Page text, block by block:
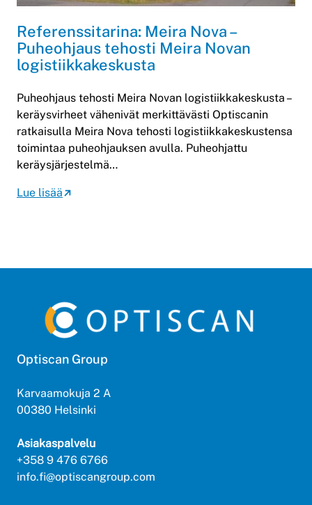
Referenssitarina: Meira Nova –
Puheohjaus tehosti Meira Novan
logistiikkakeskusta
Puheohjaus tehosti Meira Novan logistiikkakeskusta –
keräysvirheet vähenivät merkittävästi Optiscanin
ratkaisulla Meira Nova tehosti logistiikkakeskustensa
toimintaa puheohjauksen avulla. Puheohjattu
keräysjärjestelmä…
Lue lisää
Optiscan Group
Karvaamokuja 2 A
00380 Helsinki
Asiakaspalvelu
+358 9 476 6766
info.fi@optiscangroup.com